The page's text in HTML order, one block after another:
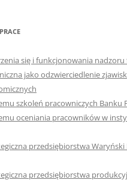
się i funkcjonowania
jako odzwierciedlenie zjawisk
szkoleń pracowniczych Banku
oceniania pracowników w
przedsiębiorstwa
przedsiębiorstwa